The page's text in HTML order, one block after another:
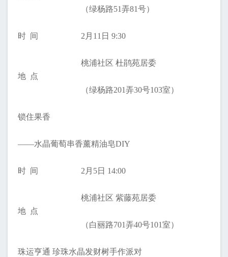
（绿杨路51弄81号）
时 间 2月11日 9:30
地 点
桃浦社区 杜鹃苑居委
（绿杨路201弄30号103室）
锁住果香
——水晶葡萄串香薰精油皂DIY
时 间 2月5日 14:00
地 点
桃浦社区 紫藤苑居委
（白丽路701弄40号101室）
珠运亨通 珍珠水晶发财树手作派对